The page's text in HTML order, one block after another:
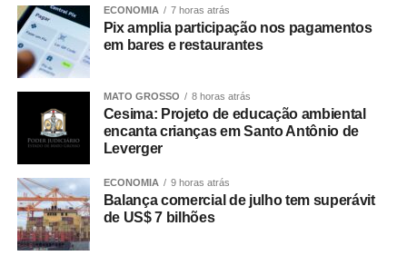
Durante a visita, Rogério Vianna Rangel agradeceu a
confiança depositada no Instituto Selecon e destacou a
forma como o processo foi conduzido.
“Eu, em nome do Selecon, também agradeço ao
deputado porque, de fato, fizemos um concurso histórico,
graças à oportunidade que o Juca nos deu para
realizarmos esse concurso com qualidade e segurança,
mas, acima de tudo, com muita transparência”, declarou o
presidente da instituição.
Ao final do encontro, Juca reforçou a importância da
ECONOMIA 7 horas atrás
Pix amplia participação nos pagamentos
em bares e restaurantes
MATO GROSSO 8 horas atrás
Cesima: Projeto de educação ambiental
encanta crianças em Santo Antônio de
Leverger
ECONOMIA 9 horas atrás
Balança comercial de julho tem superávit
de US$ 7 bilhões